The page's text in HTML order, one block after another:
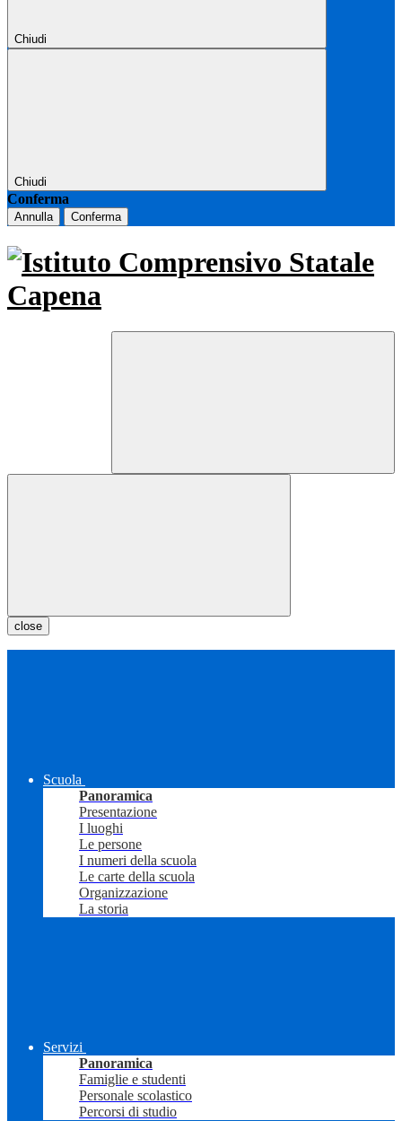
Chiudi
Chiudi
Conferma
Annulla Conferma
close
Scuola
Panoramica
Presentazione
I luoghi
Le persone
I numeri della scuola
Le carte della scuola
Organizzazione
La storia
Servizi
Panoramica
Famiglie e studenti
Personale scolastico
Percorsi di studio